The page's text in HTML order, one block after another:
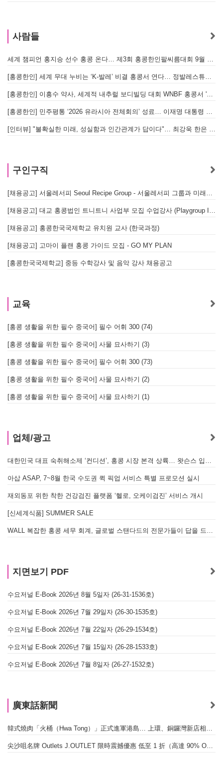
사람들
세계 챔피언 홍지승 선수 홍콩 온다… 제3회 홍콩한인팔씨름대회 9월 12일 개최
[홍콩한인] 세계 무대 누비는 ‘K-발레’ 비결 홍콩서 연다… 정발레스튜디오 개원
[홍콩한인] 이흥수 약사, 세계적 내추럴 보디빌딩 대회 WNBF 홍콩서 '마스터 부문 1위' 기염
[홍콩한인] 민주평통 ‘2026 유라시아 전체회의’ 성료… 이재명 대통령 참석으로 의미 더해
[인터뷰] "불확실한 미래, 성실함과 인간관계가 답이다"… 최강욱 한은 부소장이 청소년들에게 전하는 응원
구인구직
[채용공고] 서울레서피 Seoul Recipe Group - 서울레서피 그룹과 미래를 함께할 유능한 인재를 모십니다
[채용공고] 대교 홍콩법인 트니트니 사업부 모집 수업강사 (Playgroup Instructor)
[채용공고] 홍콩한국국제학교 유치원 교사 (한국과정)
[채용공고] 고마이 플랜 홍콩 가이드 모집 - GO MY PLAN
[홍콩한국국제학교] 중등 수학강사 및 음악 강사 채용공고
교육
[홍콩 생활을 위한 필수 중국어] 필수 어휘 300 (74)
[홍콩 생활을 위한 필수 중국어] 사물 묘사하기 (3)
[홍콩 생활을 위한 필수 중국어] 필수 어휘 300 (73)
[홍콩 생활을 위한 필수 중국어] 사물 묘사하기 (2)
[홍콩 생활을 위한 필수 중국어] 사물 묘사하기 (1)
업체/광고
대한민국 대표 숙취해소제 ‘컨디션’, 홍콩 시장 본격 상륙… 왓슨스 입점 기념 할인 행사 진행
아삽 ASAP, 7~8월 한국 수도권 퀵 픽업 서비스 특별 프로모션 실시
재외동포 위한 착한 건강검진 플랫폼 ‘헬로, 오케이검진’ 서비스 개시
[신세계식품] SUMMER SALE
WALL 복잡한 홍콩 세무 회계, 글로벌 스탠다드의 전문가들이 답을 드립니다! - 법인설립, 회계, 감사
지면보기 PDF
수요저널 E-Book 2026년 8월 5일자 (26-31-1536호)
수요저널 E-Book 2026년 7월 29일자 (26-30-1535호)
수요저널 E-Book 2026년 7월 22일자 (26-29-1534호)
수요저널 E-Book 2026년 7월 15일자 (26-28-1533호)
수요저널 E-Book 2026년 7월 8일자 (26-27-1532호)
廣東話新聞
韓式燒肉「火桶（Hwa Tong）」正式進軍港島… 上環、銅鑼灣新店相繼開幕
尖沙咀名牌 Outlets J.OUTLET 限時震撼優惠 低至 1 折（高達 90% OFF）